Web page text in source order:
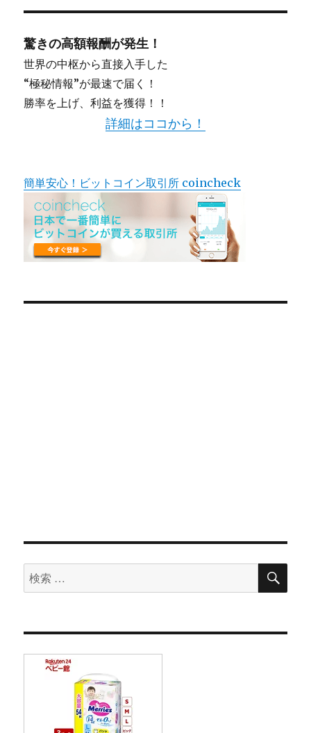
驚きの高額報酬が発生！
世界の中枢から直接入手した
“極秘情報”が最速で届く！
勝率を上げ、利益を獲得！！
詳細はココから！
簡単安心！ビットコイン取引所 coincheck
検
索
象:
検